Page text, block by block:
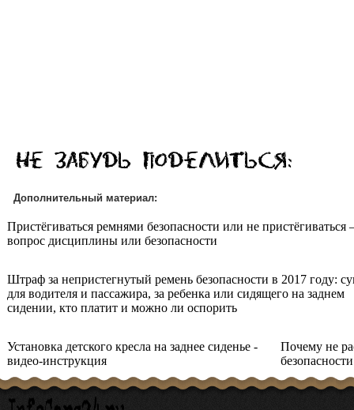
Дополнительный материал:
Пристёгиваться ремнями безопасности или не
вопрос дисциплины или безопасности
Штраф за непристегнутый ремень безопасности в 2017 году:
для водителя и пассажира, за ребенка или сидящего на заднем
сидении, кто платит и можно ли оспорить
Установка детского кресла на заднее сиденье -
видео-инструкция
Почему не